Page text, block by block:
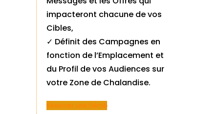
impacteront chacune de vos
Cibles,
✓ Définit des Campagnes en
fonction de l’Emplacement et
du Profil de vos Audiences sur
votre Zone de Chalandise.
Réserver une Démo